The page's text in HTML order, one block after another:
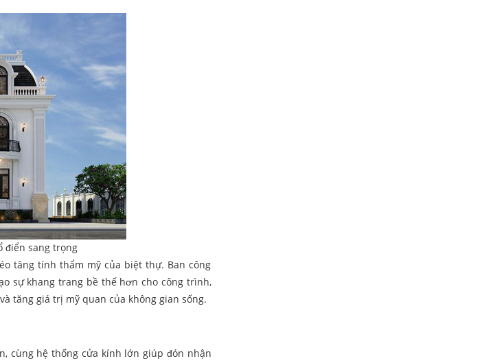
điển sang trọng
tăng tính thẩm mỹ của biệt thự. Ban công
sự khang trang bề thế hơn cho công trình,
tăng giá trị mỹ quan của không gian sống.
cùng hệ thống cửa kính lớn giúp đón nhận